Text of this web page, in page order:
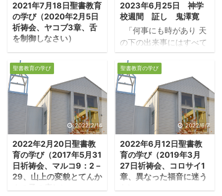
2021年7月18日聖書教育
の学び（2020年2月5日
祈祷会、ヤコブ3章、舌
を制御しなさい）
１．舌は火であり、人
を殺す力を持つ ・ヤコ
ブは教会の指導者、教師
として、言葉の持つ恐ろ
しさをしばしば経験し
た。教師の心無い一言
が、一人の人を天国から
締め出してしまうのを彼
自身が経験しているので
あろう。 －ヤコブ3:1-
2「私の兄弟たち、あな
たがたのうち多くの人が
2023年6月25日 神学
校週間 証し 鬼澤寛
「何事にも時があり 天
の下の出来事にはすべて
定められた時がある。」
コヘレトの言葉 第3章1
節です。 還暦を迎える年
になった時に、これを機
に何かやっておきたい事
が無いかと考えました。
いろいろ考えましたが、
高校生の時に学校で配ら
れた、多分えんじ色だっ
たと思うのですけど、ギ
デオンの日英対訳の聖書
聖書教育の学び
2022/2/14
2022年2月20日聖書教
育の学び（2017年5月31
日祈祷会、マルコ9：2－
29、山上の変貌とてんか
聖書教育の学び
2022/6/7
2022年6月12日聖書教
育の学び（2019年3月
27日祈祷会、コロサイ1
章、異なった福音に迷う